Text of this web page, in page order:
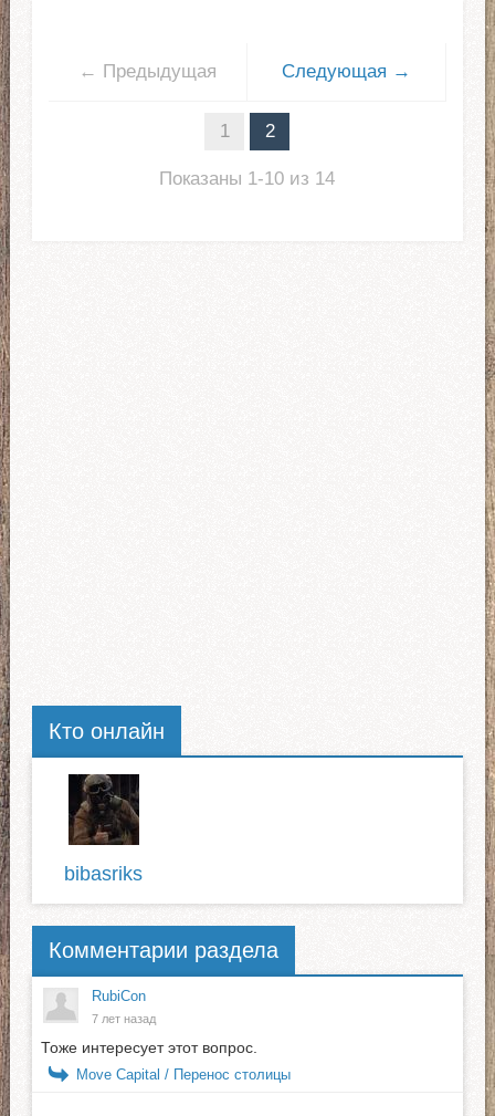
← Предыдущая Следующая →
1 2
Показаны 1-10 из 14
Кто онлайн
bibasriks
Комментарии раздела
RubiCon
7 лет назад
Тоже интересует этот вопрос.
Move Capital / Перенос столицы